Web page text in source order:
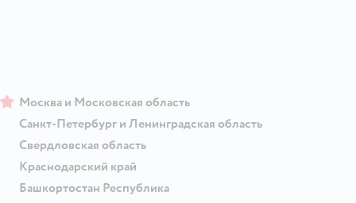
Москва и Московская область
Санкт-Петербург и Ленинградская область
Свердловская область
Краснодарский край
Башкортостан Республика